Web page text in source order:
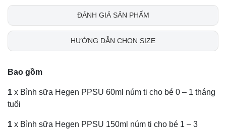
ĐÁNH GIÁ SẢN PHẨM
HƯỚNG DẪN CHỌN SIZE
Bao gồm
1 x Bình sữa Hegen PPSU 60ml núm ti cho bé 0 – 1 tháng
tuổi
1 x Bình sữa Hegen PPSU 150ml núm ti cho bé 1 – 3